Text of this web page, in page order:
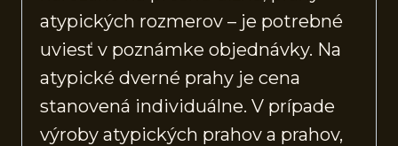
atypických rozmerov – je potrebné
uviesť v poznámke objednávky. Na
atypické dverné prahy je cena
stanovená individuálne. V prípade
výroby atypických prahov a prahov,